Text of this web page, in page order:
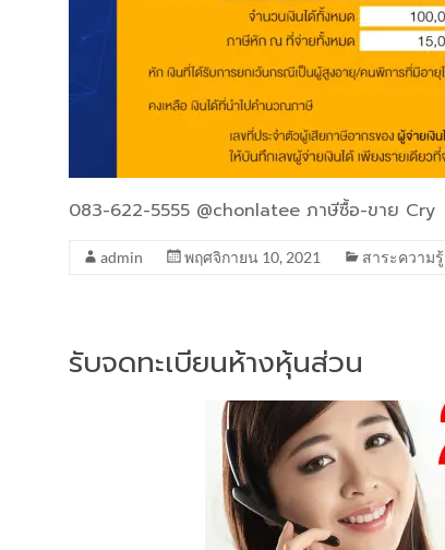
083-622-5555 @chonlatee ภาษีซื้อ-ขาย Cry
admin พฤศจิกายน 10, 2021 สาระความรู้
รับจดทะเบียนห้างหุ้นส่วน